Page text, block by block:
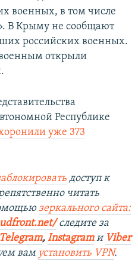
военных, в том числе
В Крыму не сообщают
российских военных.
открыли
Республике
уже 373
доступ к
читать
зеркального сайта:
следите за
Telegram, Instagramи Viber
вам установить VPN.